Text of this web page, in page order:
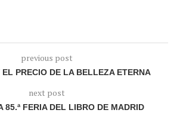
previous post
EL PRECIO DE LA BELLEZA ETERNA
next post
85.ª FERIA DEL LIBRO DE MADRID